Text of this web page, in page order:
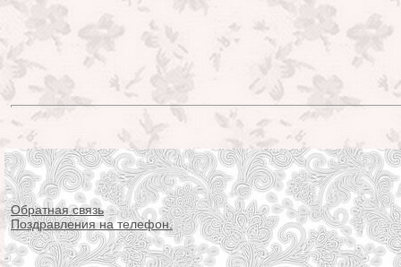
Обратная связь
Поздравления на телефон.